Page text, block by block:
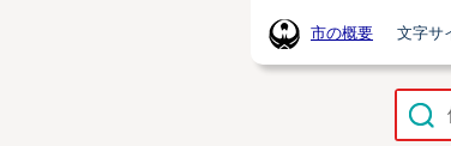
常陸太田市ホームページ
市の概要 文字サ